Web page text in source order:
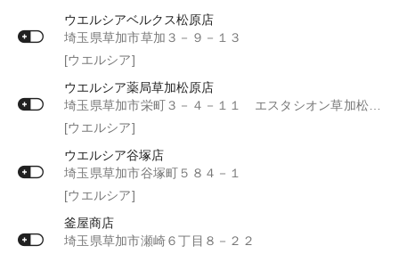
ウエルシアベルクス松原店
埼玉県草加市草加３－９－１３
[ウエルシア]
ウエルシア薬局草加松原店
埼玉県草加市栄町３－４－１１ エスタシオン草加松原１階
[ウエルシア]
ウエルシア谷塚店
埼玉県草加市谷塚町５８４－１
[ウエルシア]
釜屋商店
埼玉県草加市瀬崎６丁目８－２２